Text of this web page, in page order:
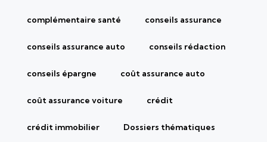
complémentaire santé conseils assurance
conseils assurance auto conseils rédaction
conseils épargne coût assurance auto
coût assurance voiture crédit
crédit immobilier Dossiers thématiques